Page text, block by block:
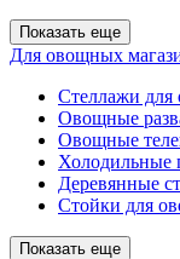
Показать еще
Для овощных
Стеллажи для
Овощные
Овощные
Холодильные
Деревянные
Стойки для
Показать еще